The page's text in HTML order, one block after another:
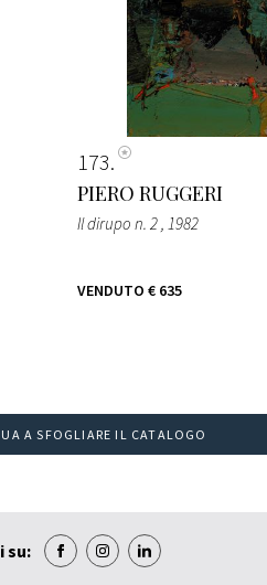
173
PIERO RUGGERI
Il dirupo n. 2, 1982
VENDUTO € 635
A SFOGLIARE IL CATALOGO
su: